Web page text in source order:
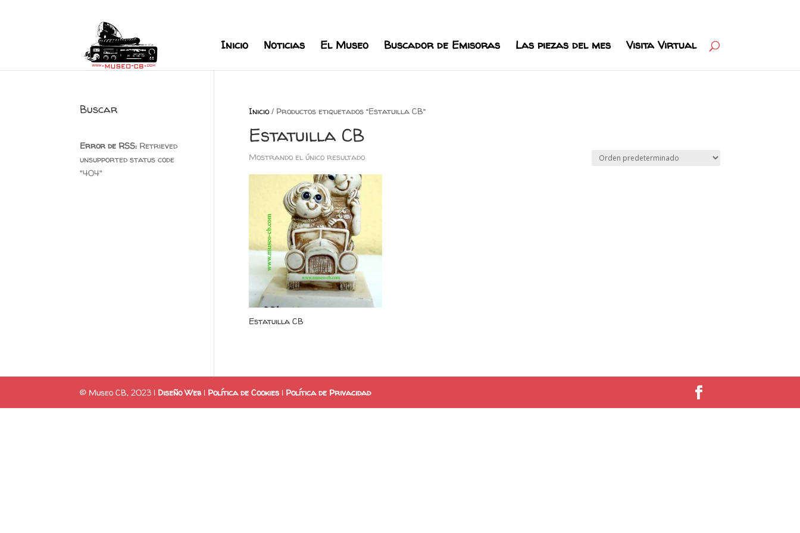
Inicio Noticias El Museo Buscador de Emisoras Las piezas del mes Visita Virtual
Inicio/ Productos etiquetados “Estatuilla CB”
Estatuilla CB
Mostrando el único resultado
Estatuilla CB
Buscar
Error de RSS: Retrieved
unsupported status code
"404"
© Museo CB, 2023 | Diseño Web | Política de Cookies | Política de Privacidad